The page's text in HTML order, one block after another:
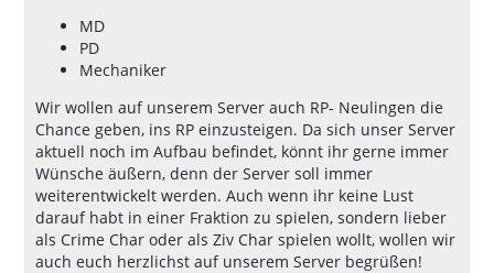
MD
PD
Mechaniker
Wir wollen auf unserem Server auch RP- Neulingen die
Chance geben, ins RP einzusteigen. Da sich unser Server
aktuell noch im Aufbau befindet, könnt ihr gerne immer
Wünsche äußern, denn der Server soll immer
weiterentwickelt werden. Auch wenn ihr keine Lust
darauf habt in einer Fraktion zu spielen, sondern lieber
als Crime Char oder als Ziv Char spielen wollt, wollen wir
auch euch herzlichst auf unserem Server begrüßen!